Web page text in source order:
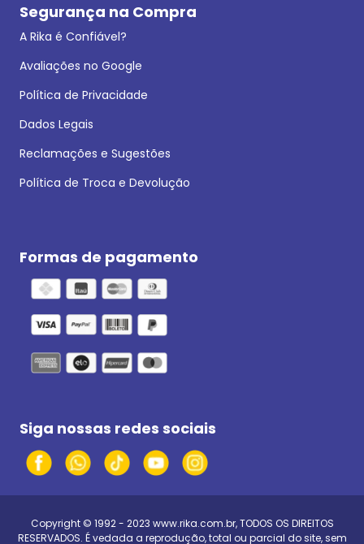
Segurança na Compra
A Rika é Confiável?
Avaliações no Google
Política de Privacidade
Dados Legais
Reclamações e Sugestões
Política de Troca e Devolução
Formas de pagamento
Siga nossas redes sociais
Copyright © 1992 - 2023 www.rika.com.br, TODOS OS DIREITOS
RESERVADOS. É vedada a reprodução, total ou parcial do site, sem